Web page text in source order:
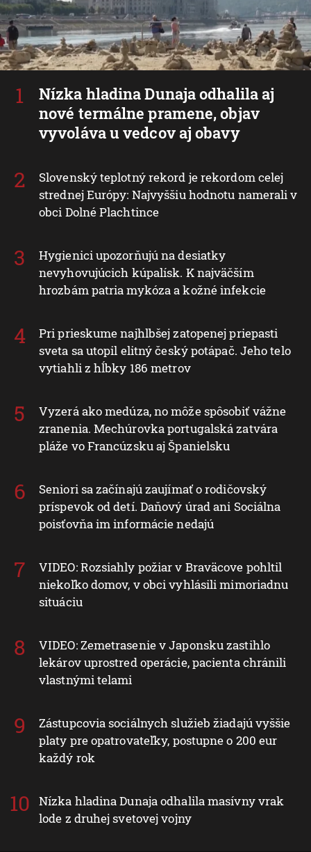
Nízka hladina Dunaja odhalila aj
nové termálne pramene, objav
vyvoláva u vedcov aj obavy
Slovenský teplotný rekord je rekordom celej
strednej Európy: Najvyššiu hodnotu namerali v
obci Dolné Plachtince
Hygienici upozorňujú na desiatky
nevyhovujúcich kúpalísk. K najväčším
hrozbám patria mykóza a kožné infekcie
Pri prieskume najhlbšej zatopenej priepasti
sveta sa utopil elitný český potápač. Jeho telo
vytiahli z hĺbky 186 metrov
Vyzerá ako medúza, no môže spôsobiť vážne
zranenia. Mechúrovka portugalská zatvára
pláže vo Francúzsku aj Španielsku
Seniori sa začínajú zaujímať o rodičovský
príspevok od detí. Daňový úrad ani Sociálna
poisťovňa im informácie nedajú
VIDEO: Rozsiahly požiar v Braväcove pohltil
niekoľko domov, v obci vyhlásili mimoriadnu
situáciu
VIDEO: Zemetrasenie v Japonsku zastihlo
lekárov uprostred operácie, pacienta chránili
vlastnými telami
Zástupcovia sociálnych služieb žiadajú vyššie
platy pre opatrovateľky, postupne o 200 eur
každý rok
Nízka hladina Dunaja odhalila masívny vrak
lode z druhej svetovej vojny